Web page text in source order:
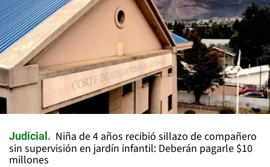
Judicial
Niña de 4 años recibió sillazo de compañero
sin supervisión en jardín infantil: Deberán pagarle $10
millones